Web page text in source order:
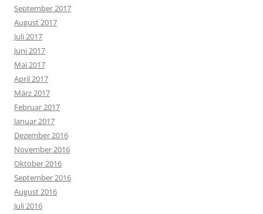
September 2017
August 2017
Juli 2017
Juni 2017
Mai 2017
April 2017
März 2017
Februar 2017
Januar 2017
Dezember 2016
November 2016
Oktober 2016
September 2016
August 2016
Juli 2016